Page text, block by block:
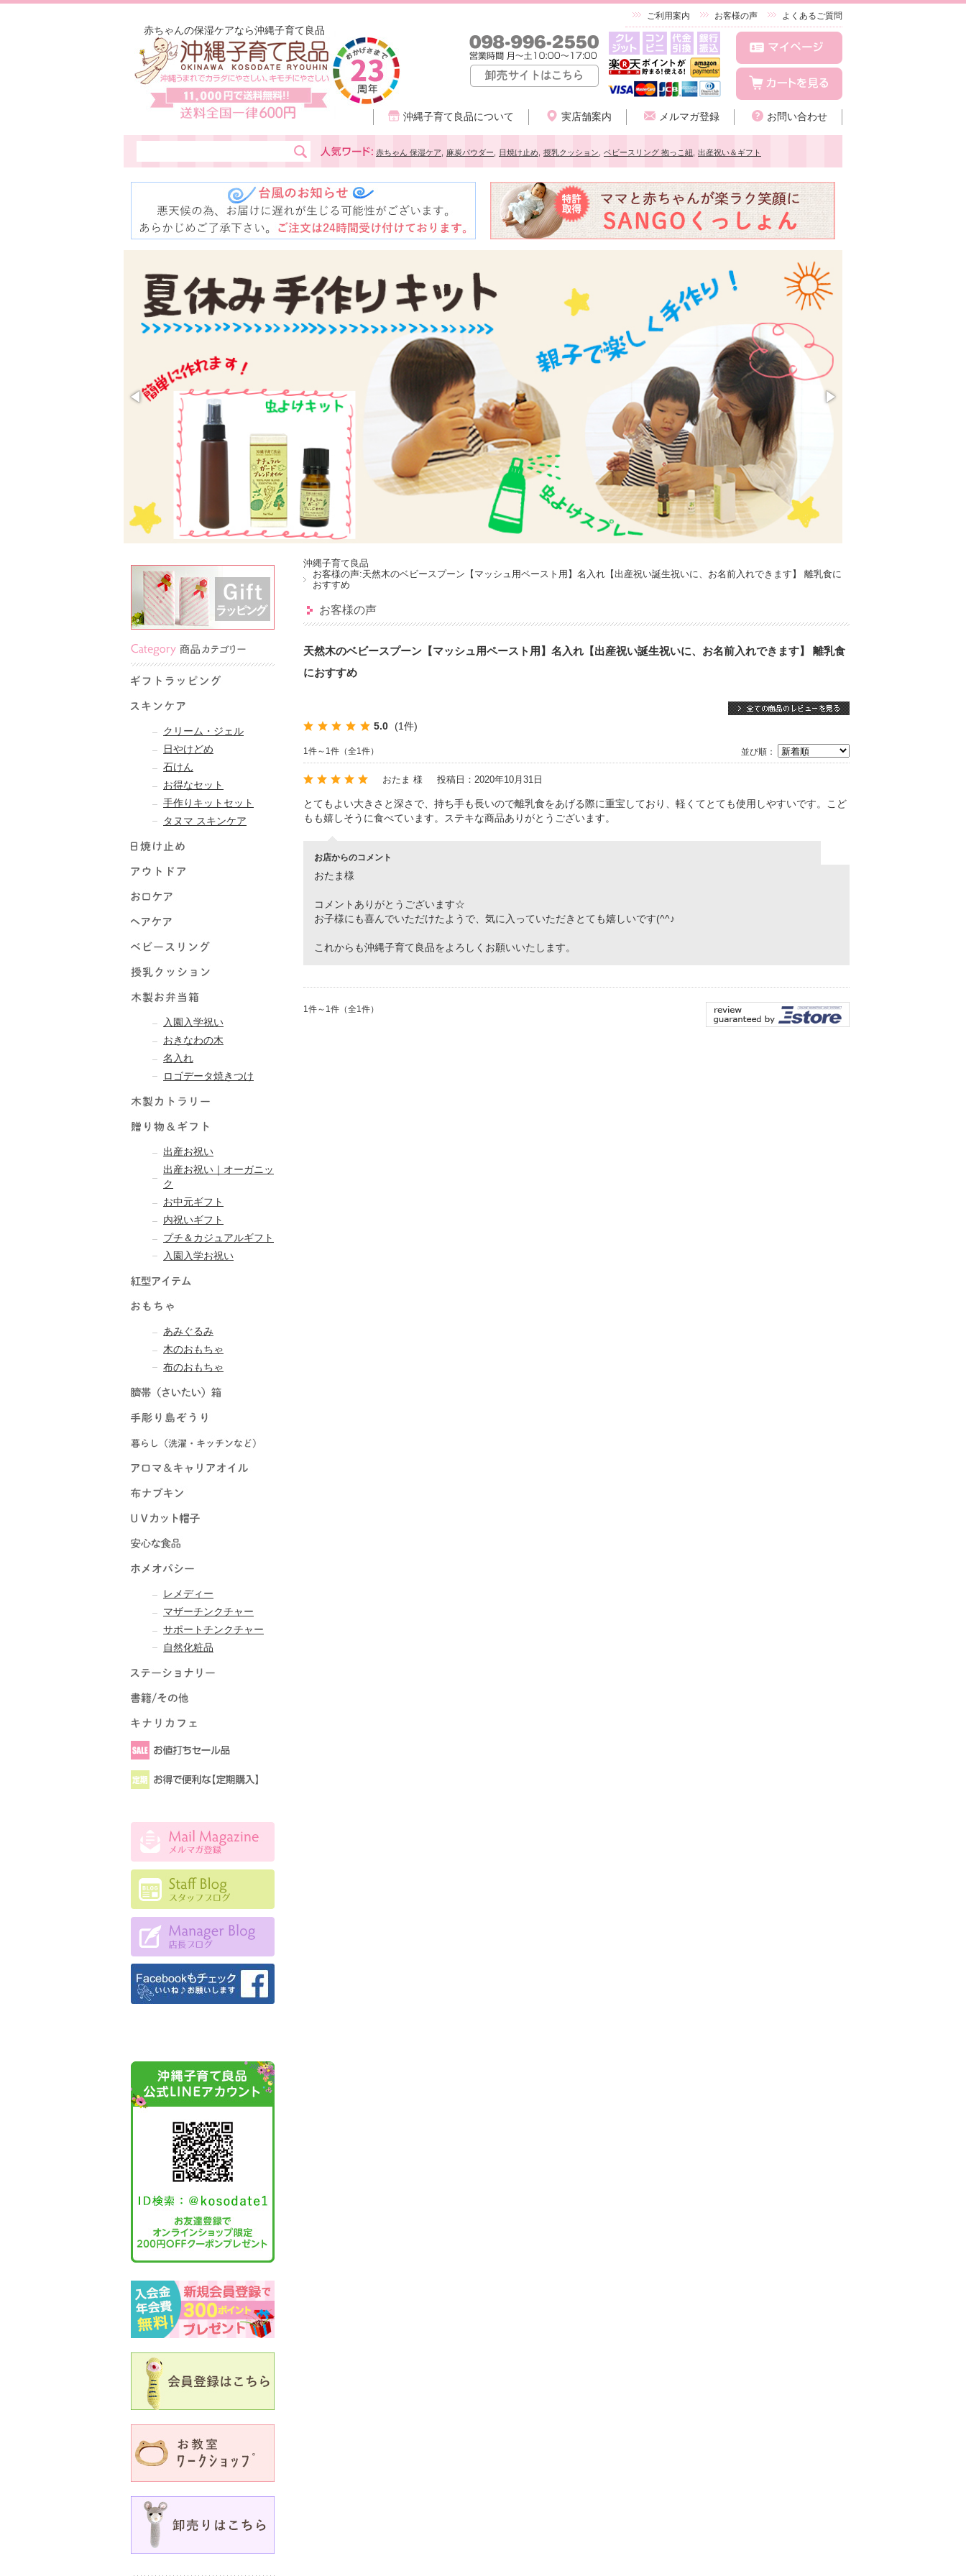
赤ちゃんの保湿ケアなら沖縄子育て良品
ご利用案内 お客様の声 よくあるご質問
沖縄子育て良品について 実店舗案内 メルマガ登録 お問い合わせ
赤ちゃん 保湿ケア 麻炭パウダー 日焼け止め 授乳クッション ベビースリング 抱っこ紐 出産祝い＆ギフト
沖縄子育て良品
お客様の声:天然木のベビースプーン【マッシュ用ペースト用】名入れ【出産祝い誕生祝いに、お名前入れできます】 離乳食に
おすすめ
お客様の声
天然木のベビースプーン【マッシュ用ペースト用】名入れ【出産祝い誕生祝いに、お名前入れできます】 離乳食
におすすめ
5.0 (1件)
1件～1件（全1件） 並び順：
おたま 様 投稿日：2020年10月31日
とてもよい大きさと深さで、持ち手も長いので離乳食をあげる際に重宝しており、軽くてとても使用しやすいです。こど
もも嬉しそうに食べています。ステキな商品ありがとうございます。
お店からのコメント
おたま様
コメントありがとうございます☆
お子様にも喜んでいただけたようで、気に入っていただきとても嬉しいです(^^♪
これからも沖縄子育て良品をよろしくお願いいたします。
1件～1件（全1件）
クリーム・ジェル
日やけどめ
石けん
お得なセット
手作りキットセット
タヌマ スキンケア
入園入学祝い
おきなわの木
名入れ
ロゴデータ焼きつけ
出産お祝い
出産お祝い｜オーガニッ
ク
お中元ギフト
内祝いギフト
プチ＆カジュアルギフト
入園入学お祝い
あみぐるみ
木のおもちゃ
布のおもちゃ
レメディー
マザーチンクチャー
サポートチンクチャー
自然化粧品